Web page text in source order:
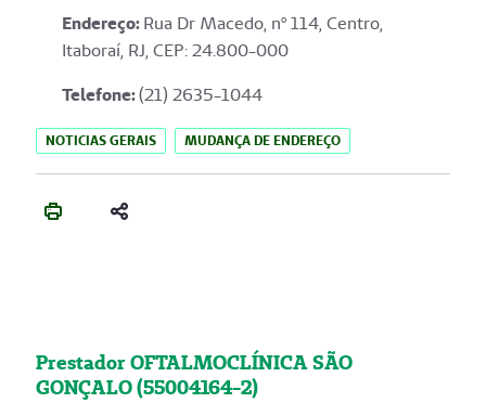
Endereço:Rua Dr Macedo, nº 114, Centro,
Itaboraí, RJ, CEP: 24.800-000
Telefone:(21) 2635-1044
NOTICIAS GERAIS MUDANÇA DE ENDEREÇO
Prestador OFTALMOCLÍNICA SÃO
GONÇALO (55004164-2)